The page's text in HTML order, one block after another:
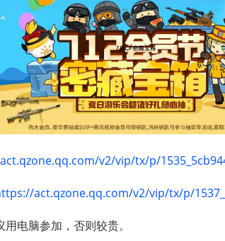
v2/vip/tx/p/
act.qzone.qq.com/v2/vip/tx/p/
电脑参加，否则较贵。